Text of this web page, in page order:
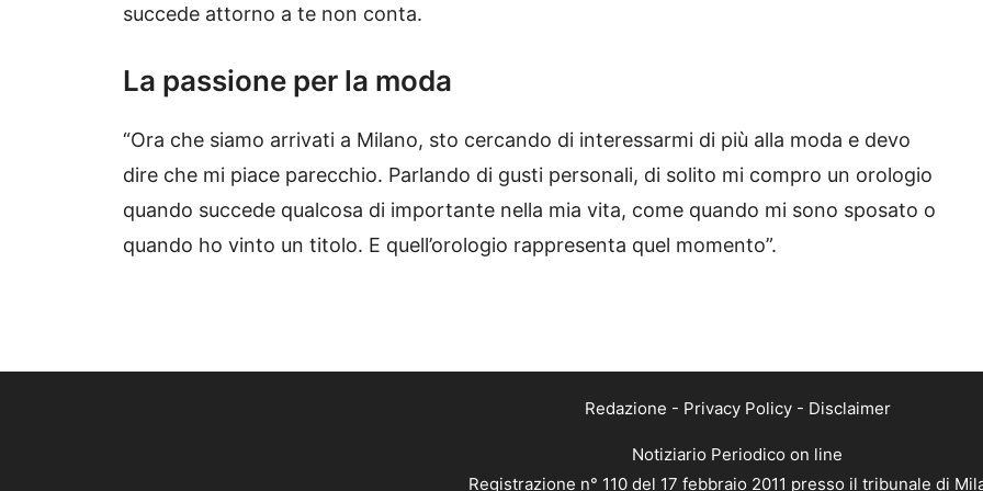
succede attorno a te non conta.
La passione per la moda
“Ora che siamo arrivati a Milano, sto cercando di interessarmi di più alla moda e devo
dire che mi piace parecchio. Parlando di gusti personali, di solito mi compro un orologio
quando succede qualcosa di importante nella mia vita, come quando mi sono sposato o
quando ho vinto un titolo. E quell’orologio rappresenta quel momento”.
Redazione - Privacy Policy- Disclaimer
Notiziario Periodico on line
Registrazione n° 110 del 17 febbraio 2011 presso il tribunale di